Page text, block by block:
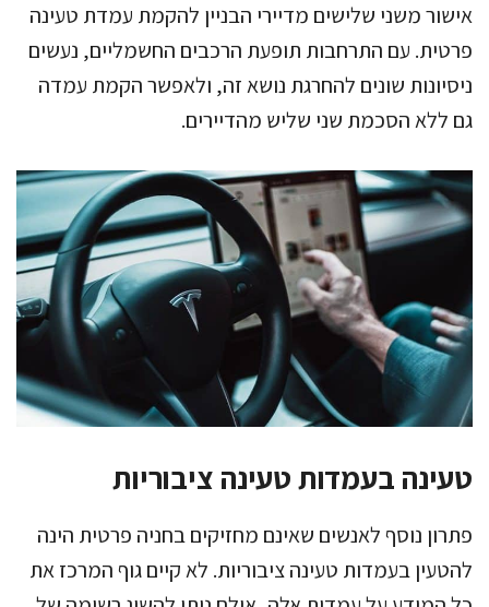
אישור משני שלישים מדיירי הבניין להקמת עמדת טעינה
פרטית. עם התרחבות תופעת הרכבים החשמליים, נעשים
ניסיונות שונים להחרגת נושא זה, ולאפשר הקמת עמדה
גם ללא הסכמת שני שליש מהדיירים.
טעינה בעמדות טעינה ציבוריות
פתרון נוסף לאנשים שאינם מחזיקים בחניה פרטית הינה
להטעין בעמדות טעינה ציבוריות. לא קיים גוף המרכז את